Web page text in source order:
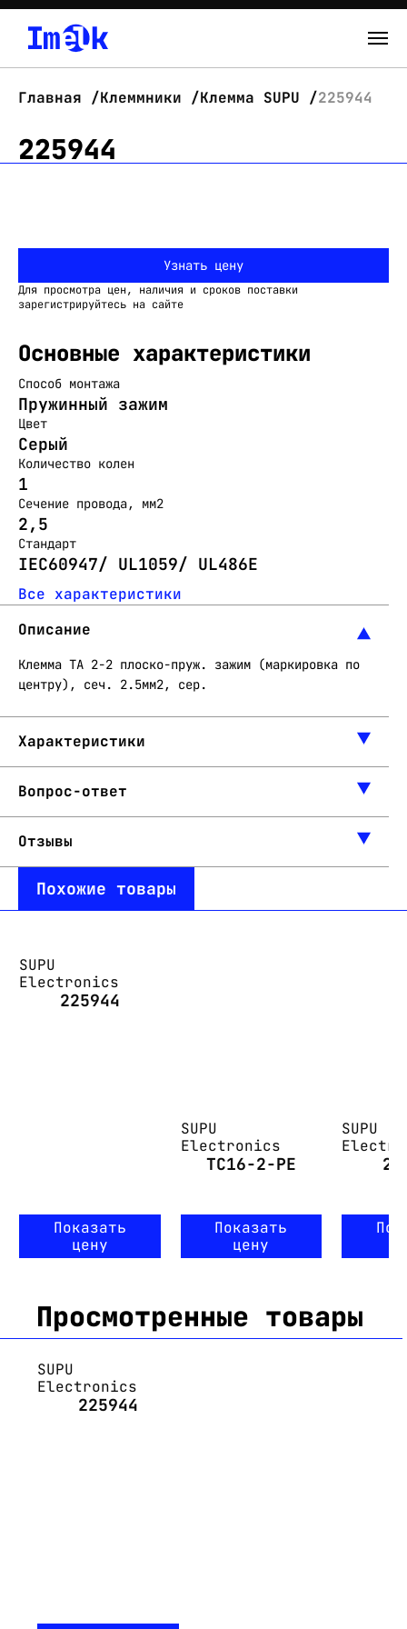
Контакты
Главная Клеммники Клемма SUPU 225944
225944
Узнать цену
Для просмотра цен, наличия и сроков поставки
зарегистрируйтесь на сайте
Основные характеристики
Способ монтажа
Пружинный зажим
Цвет
Серый
Количество колен
1
Сечение провода, мм2
2,5
Стандарт
IEC60947/ UL1059/ UL486E
Все характеристики
Описание
Клемма ТА 2-2 плоско-пруж. зажим (маркировка по
центру), сеч. 2.5мм2, сер.
Характеристики
Вопрос-ответ
Отзывы
Похожие товары
SUPU
Electronics
225944
Показать
цену
SUPU
Electronics
TC16-2-PE
Показать
цену
SUPU
Просмотренные товары
SUPU
Electronics
225944